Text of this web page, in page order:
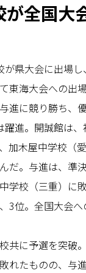
が全国大
が県大会に出場
東海大会への出
進に競り勝ち、
躍進。開誠館は
加木屋中学校（
だ。与進は、準
学校（三重）に
3位。全国大会
共に予選を突破
れたものの、与